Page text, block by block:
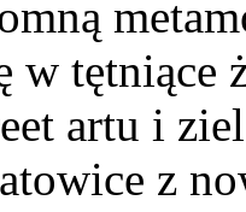
w tętniące
artu i
z